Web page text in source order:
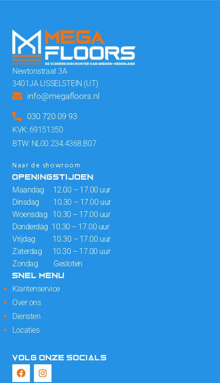
Newtonstraat 3A
3401JA IJSSELSTEIN (UT)
info@megafloors.nl
030 720 09 93
KVK: 69151350
BTW: NL00.234.4368.B07
Naar de showroom
OPENINGSTIJDEN
Maandag 12.00 – 17.00 uur
Dinsdag 10.30 – 17.00 uur
Woensdag 10.30 – 17.00 uur
Donderdag 10.30 – 17.00 uur
Vrijdag 10.30 – 17.00 uur
Zaterdag 10.30 – 17.00 uur
Zondag Gesloten
SNEL MENU
Klantenservice
Over ons
Diensten
Locaties
VOLG ONZE SOCIALS